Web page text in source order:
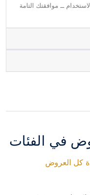
ــ موافقتك التامة
في الفئات
كل العروض